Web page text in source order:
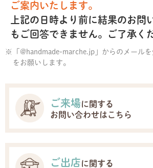
ご案内いたします。
上記の日時より前に結果のお問
もご回答できません。ご了承く
「@handmade-marche.jp」からのメール
をお願いします。
ご来場に関する
お問い合わせはこちら
ご出店に関する